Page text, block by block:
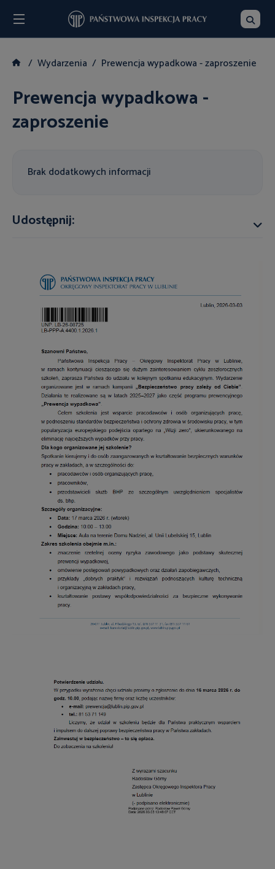
Wydarzenia Prewencja wypadkowa - zaproszenie
Prewencja wypadkowa -
zaproszenie
Brak dodatkowych informacji
Udostępnij:
Szukaj